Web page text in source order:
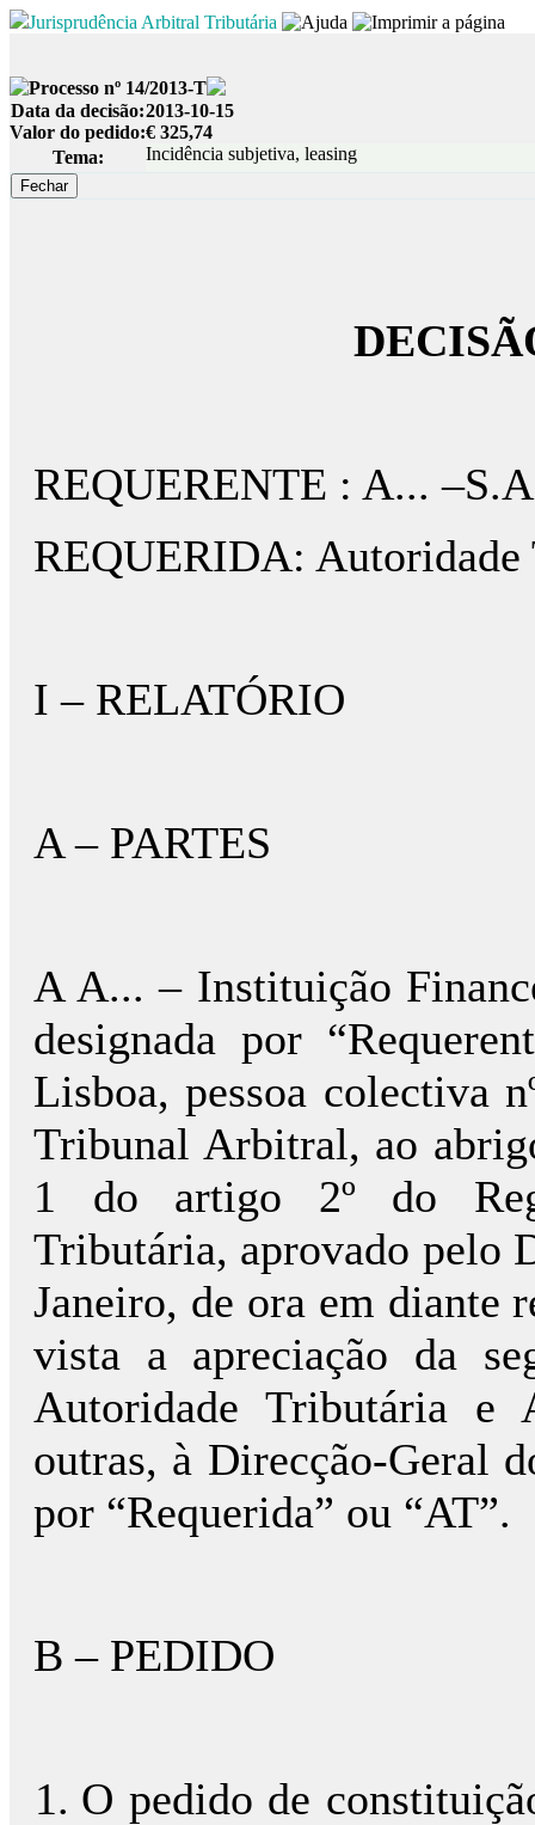
Jurisprudência Arbitral Tributária
Processo nº 14/2013-T
Data da decisão:2013-10-15
Valor do pedido:€ 325,74
Tema:
Incidência subjetiva, leasing
REQUERENTE : A...
REQUERIDA: Autoridade
I – RELATÓRIO
A – PARTES
A A... – Instituição
designada por
Lisboa, pessoa colectiva
Tribunal Arbitral, ao
1 do artigo 2º do
Tributária, aprovado pelo
Janeiro, de ora em diante
vista a apreciação da
Autoridade Tributária e
outras, à Direcção-Geral
por “Requerida” ou “AT”.
B – PEDIDO
O pedido de